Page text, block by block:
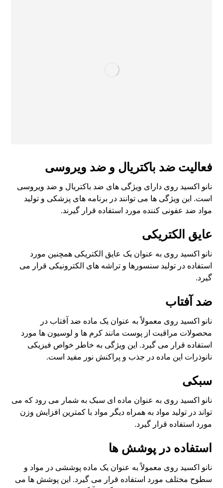
فعالیت ضد باکتریال و ضد ویروسی
نانو اکسید روی دارای ویژگی های ضد باکتریال و ضد ویروسی
است. این ویژگی ها می توانند در برنامه های پزشکی و تولید
مواد ضد عفونی کننده مورد استفاده قرار گیرند.
عایق الکتریکی
نانو اکسید روی به عنوان یک عایق الکتریکی همچنین مورد
استفاده در تولید سنسورها و تراشه های الکترونیکی قرار می
گیرد.
ضد آفتاب
نانو اکسید روی معمولاً به عنوان یک ماده ضد آفتاب در
محصولات مراقبت از پوست مانند کرم ها و لوسیون ها مورد
استفاده قرار می گیرد. این ویژگی به خاطر خواص فیزیکی
نانوذرات این ماده در جذب و پراکنش نور مفید است.
سبکی
نانو اکسید روی به عنوان ماده ای سبک به شمار می رود که می
تواند در تولید مواد به همراه دیگر مواد با کمترین افزایش وزن
مورد استفاده قرار گیرد.
استفاده در پوشش ها
نانو اکسید روی معمولاً به عنوان یک ماده پوششی در مواد و
سطوح مختلف مورد استفاده قرار می گیرد. این پوشش ها می